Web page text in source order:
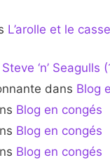
L’arolle et le
Steve ‘n’ Seagulls
dans Blog
Blog en congés
Blog en congés
Blog en congés